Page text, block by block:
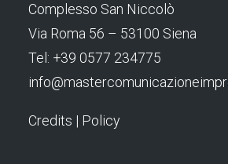
Complesso San Niccolò
Via Roma 56 – 53100 Siena
Tel: +39 0577 234775
Credits | Policy